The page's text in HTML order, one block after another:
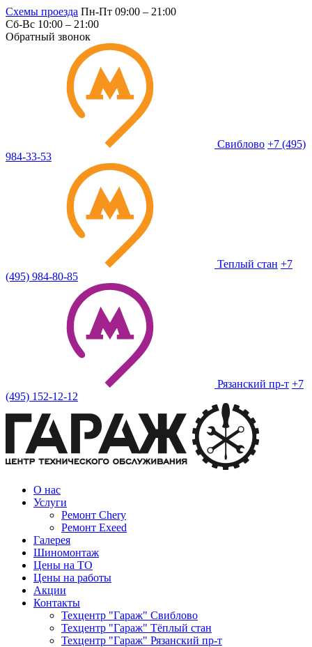
Схемы проезда Пн-Пт 09:00 – 21:00
Сб-Вс 10:00 – 21:00
Обратный звонок
Свиблово +7 (495)
984-33-53
Теплый стан +7
(495) 984-80-85
Рязанский пр-т +7
(495) 152-12-12
О нас
Услуги
Ремонт Chery
Ремонт Exeed
Галерея
Шиномонтаж
Цены на ТО
Цены на работы
Акции
Контакты
Техцентр "Гараж" Свиблово
Техцентр "Гараж" Тёплый стан
Техцентр "Гараж" Рязанский пр-т